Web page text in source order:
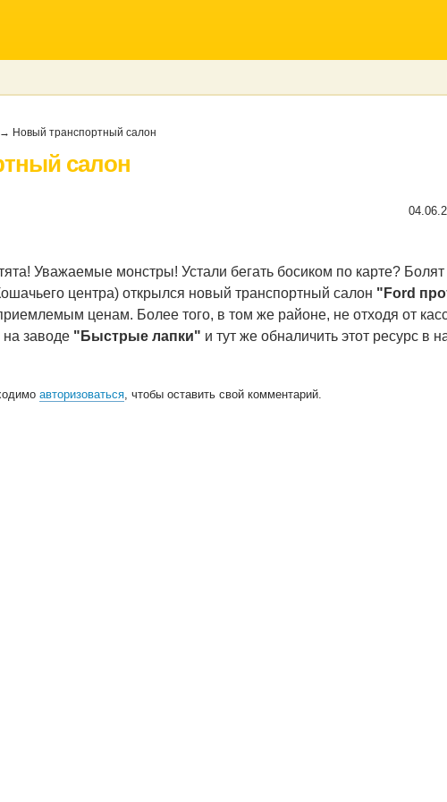
→ Новый транспортный салон
салон
Уважаемые монстры! Устали бегать босиком по карте?
центра) открылся новый транспортный салон "Ford
ценам. Более того, в том же районе, не отходя от
заводе "Быстрые лапки" и тут же обналичить этот ресурс в
авторизоваться, чтобы оставить свой комментарий.